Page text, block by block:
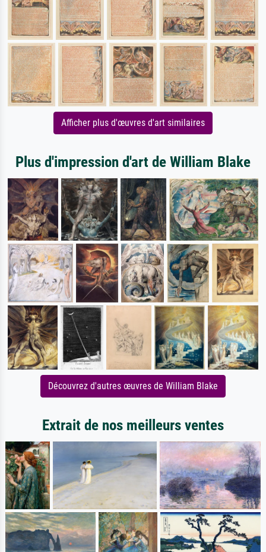
Afficher plus d'œuvres d'art similaires
Plus d'impression d'art de William Blake
Découvrez d'autres œuvres de William Blake
Extrait de nos meilleurs ventes